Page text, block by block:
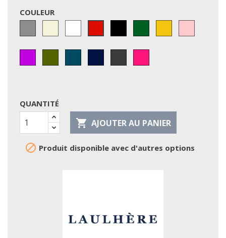
COULEUR
QUANTITÉ
 AJOUTER AU PANIER
 Produit disponible avec d'autres options